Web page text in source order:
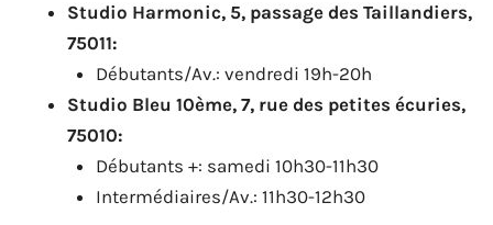
Studio Harmonic, 5, passage des Taillandiers,
75011:
Débutants/Av.: vendredi 19h-20h
Studio Bleu 10ème, 7, rue des petites écuries,
75010:
Débutants +: samedi 10h30-11h30
Intermédiaires/Av.: 11h30-12h30